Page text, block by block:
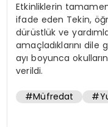
Etkinliklerin tamamen
ifade eden Tekin,
dürüstlük ve
amaçladıklarını
ayı boyunca
verildi.
#Müfredat